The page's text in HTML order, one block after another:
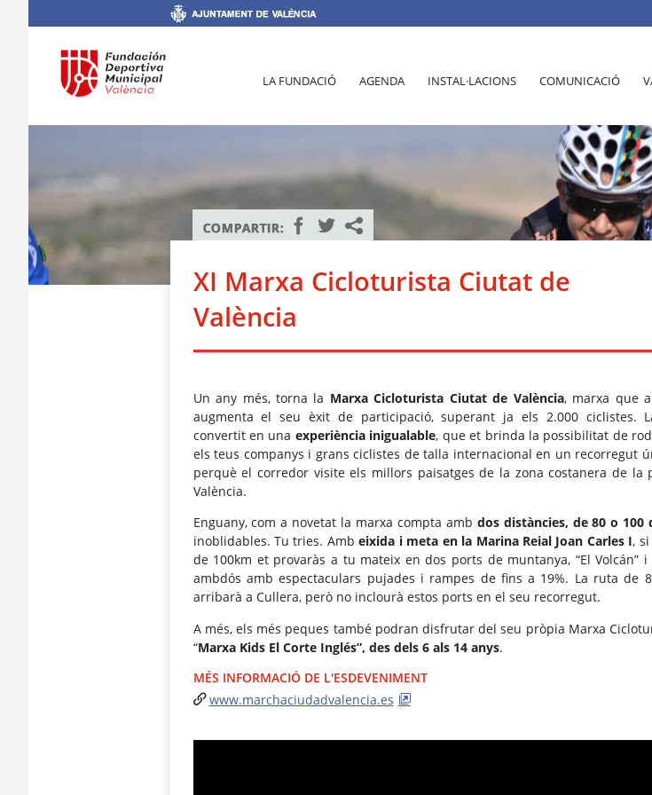
LA FUNDACIÓ AGENDA INSTAL·LACIONS COMUNICACIÓ
XI Marxa Cicloturista Ciutat de
València
Un any més, torna la Marxa Cicloturista Ciutat de València, marxa que
augmenta el seu èxit de participació, superant ja els 2.000 ciclistes.
convertit en una experiència inigualable, que et brinda la possibilitat de
els teus companys i grans ciclistes de talla internacional en un recorregut
perquè el corredor visite els millors paisatges de la zona costanera de la
València.
Enguany, com a novetat la marxa compta amb dos distàncies, de 80 o 100
inoblidables. Tu tries. Ambeixida i meta en la Marina Reial Joan Carles I,
de 100km et provaràs a tu mateix en dos ports de muntanya, “El Volcán” i
ambdós amb espectaculars pujades i rampes de fins a 19%. La ruta de
arribarà a Cullera, però no inclourà estos ports en el seu recorregut.
A més, els més peques també podran disfrutar del seu pròpia Marxa
“Marxa Kids El Corte Inglés”, des dels 6 als 14 anys.
MÉS INFORMACIÓ DE L'ESDEVENIMENT
www.marchaciudadvalencia.es